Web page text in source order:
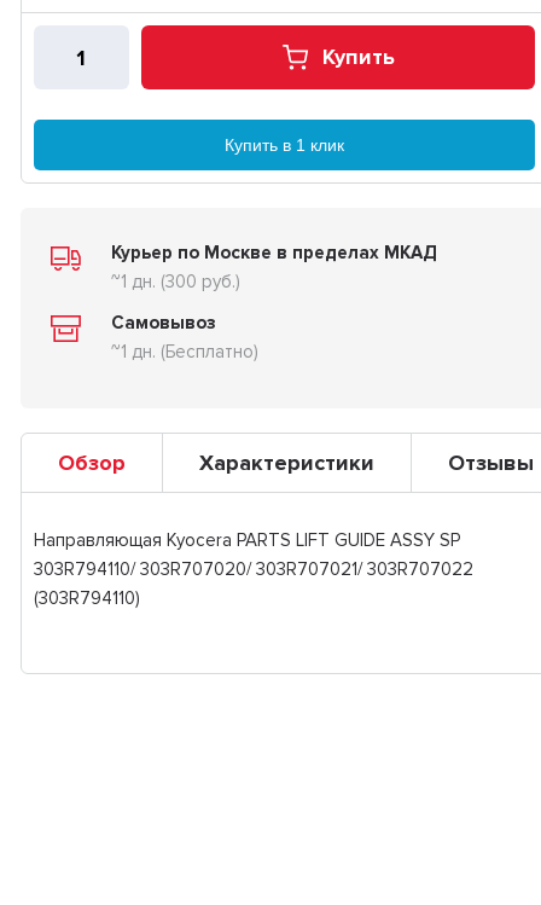
Купить
Купить в 1 клик
Курьер по Москве в пределах МКАД
~1 дн. (300 руб.)
Самовывоз
~1 дн. (Бесплатно)
Обзор Характеристики Отзывы
Направляющая Kyocera PARTS LIFT GUIDE ASSY SP
303R794110/ 303R707020/ 303R707021/ 303R707022
(303R794110)